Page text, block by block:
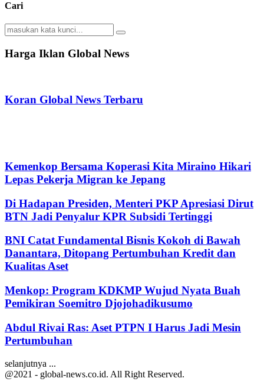
Cari
Search
for:
Search
Harga Iklan Global News
Koran Global News Terbaru
Kemenkop Bersama Koperasi Kita Miraino Hikari
Lepas Pekerja Migran ke Jepang
Di Hadapan Presiden, Menteri PKP Apresiasi Dirut
BTN Jadi Penyalur KPR Subsidi Tertinggi
BNI Catat Fundamental Bisnis Kokoh di Bawah
Danantara, Ditopang Pertumbuhan Kredit dan
Kualitas Aset
Menkop: Program KDKMP Wujud Nyata Buah
Pemikiran Soemitro Djojohadikusumo
Abdul Rivai Ras: Aset PTPN I Harus Jadi Mesin
Pertumbuhan
selanjutnya ...
@2021 - global-news.co.id. All Right Reserved.